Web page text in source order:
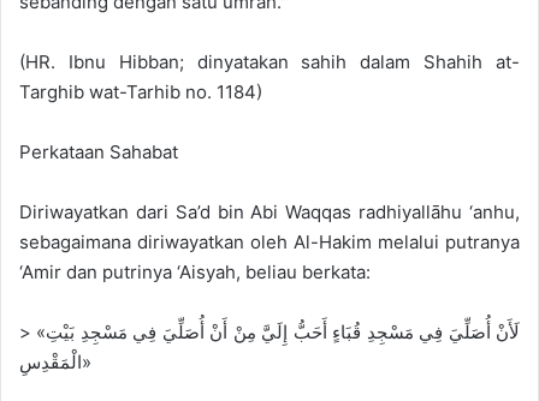
(HR. Ibnu Hibban; dinyatakan sahih dalam Shahih at-
Targhib wat-Tarhib no. 1184)
Perkataan Sahabat
Diriwayatkan dari Sa’d bin Abi Waqqas radhiyallāhu ‘anhu,
sebagaimana diriwayatkan oleh Al-Hakim melalui putranya
‘Amir dan putrinya ‘Aisyah, beliau berkata:
> «لَأَنْ أُصَلِّيَ فِي مَسْجِدِ قُبَاءٍ أَحَبُّ إِلَيَّ مِنْ أَنْ أُصَلِّيَ فِي مَسْجِدِ بَيْتِ
الْمَقْدِسِ»